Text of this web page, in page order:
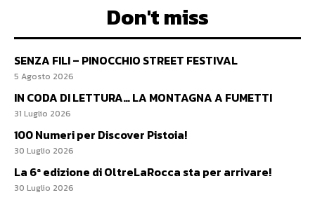
Don't miss
SENZA FILI – PINOCCHIO STREET FESTIVAL
5 Agosto 2026
IN CODA DI LETTURA… LA MONTAGNA A FUMETTI
31 Luglio 2026
100 Numeri per Discover Pistoia!
30 Luglio 2026
La 6ª edizione di OltreLaRocca sta per arrivare!
30 Luglio 2026